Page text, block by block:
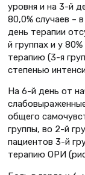
уровня и на 3-й
80,0% случаев –
день терапии
й группах и у
терапию (3-я
степенью
На 6-й день от
общего
группы, во 2-й
пациентов 3-й
терапию ОРИ